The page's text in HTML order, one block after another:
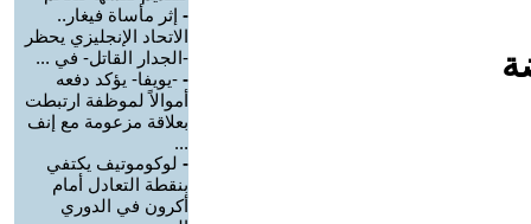
- إثر مأساة فيغار..
الاتحاد الإنجليزي يحظر
-الجدار القاتل- في ...
- -يويفا- يؤكد دفعه
أموالاً لموظفة ارتبطت
بعلاقة مزعومة مع إنف
...
- لوكوموتيف يكتفي
بنقطة التعادل أمام
أكرون في الدوري